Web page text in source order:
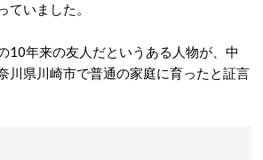
ていました。
10年来の友人だというある人物が、中
川県川崎市で普通の家庭に育ったと証言